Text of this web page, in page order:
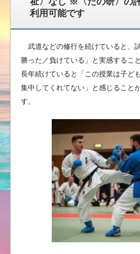
利用可能です
武道などの修行を続けていると、
勝った／負けている」と実感するこ
長年続けていると「この授業は子ど
集中してくれてない」と感じること
す。